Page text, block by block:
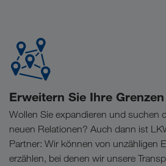
Erweitern Sie Ihre Grenzen
Wollen Sie expandieren und suchen
neuen Relationen? Auch dann ist
Partner: Wir können von unzähligen
erzählen, bei denen wir unsere